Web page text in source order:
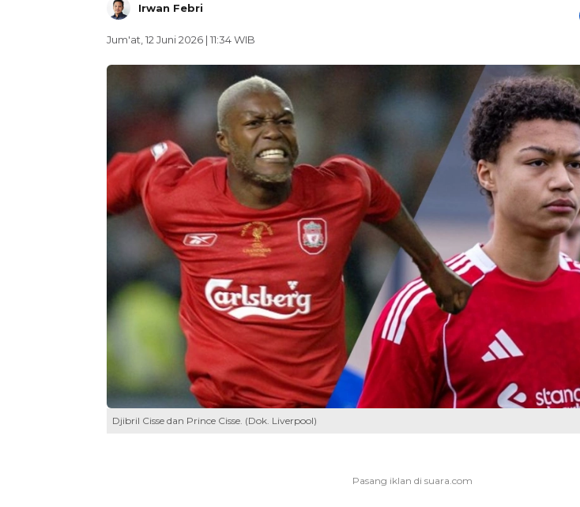
Irwan Febri
Jum'at, 12 Juni 2026 | 11:34 WIB
Djibril Cisse dan Prince Cisse. (Dok. Liverpool)